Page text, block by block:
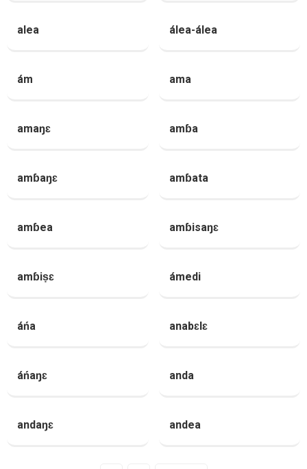
alea álea-álea
ám ama
amaŋɛ amɓa
amɓaŋɛ amɓata
amɓea amɓisaŋɛ
amɓiṣɛ ámedi
áńa anabɛlɛ
áńaŋɛ anda
andaŋɛ andea